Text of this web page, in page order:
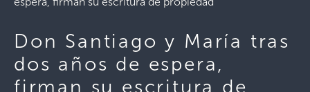
Don Santiago y María tras
dos años de espera,
firman su escritura de